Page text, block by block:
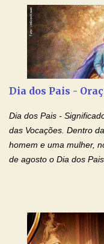
Ágape de nosso Pai
Mãezinha do Céu -
Não desista, Jesus irá
Devoção e Fé Oração
Arcanjo) "Senhor, Pai
se encontram
droga. Senhor, Pai
autoridade do Nome de
drogas, c...
Dia dos Pais -
Dia dos Pais -
das Vocações. Dentro
homem e uma mulher,
de agosto o Dia dos
conforto, boa
procuram orientá-los